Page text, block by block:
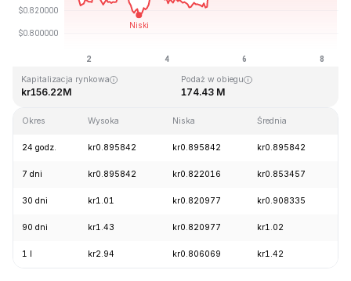
Ostatnia aktualizacja strony: 2026-08-08, 08:10 GMT+0
Kapitalizacja rynkowa
kr156.22M
Podaż w obiegu
174.43 M
Okres Wysoka Niska Średnia
24 godz. kr0.895842 kr0.895842 kr0.895842
7 dni kr0.895842 kr0.822016 kr0.853457
30 dni kr1.01 kr0.820977 kr0.908335
90 dni kr1.43 kr0.820977 kr1.02
1 l kr2.94 kr0.806069 kr1.42